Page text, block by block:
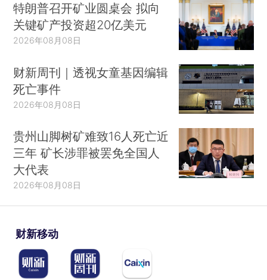
特朗普召开矿业圆桌会 拟向
关键矿产投资超20亿美元
2026年08月08日
财新周刊｜透视女童基因编辑
死亡事件
2026年08月08日
贵州山脚树矿难致16人死亡近
三年 矿长涉罪被罢免全国人
大代表
2026年08月08日
财新移动